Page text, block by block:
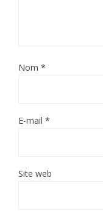
Nom *
E-mail *
Site web